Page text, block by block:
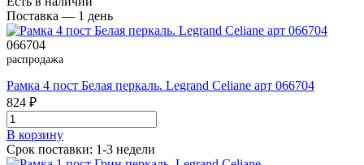
Поставка — 1 день
066704
распродажа
Рамка 4 пост Белая перкаль. Legrand Celiane арт 066704
824 ₽
В корзинy
Срок поставки: 1-3 недели